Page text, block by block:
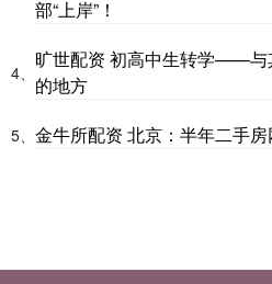
部“上岸”！
4、
旷世配资 初高中生转学——与
的地方
5、 金牛所配资 北京：半年二手